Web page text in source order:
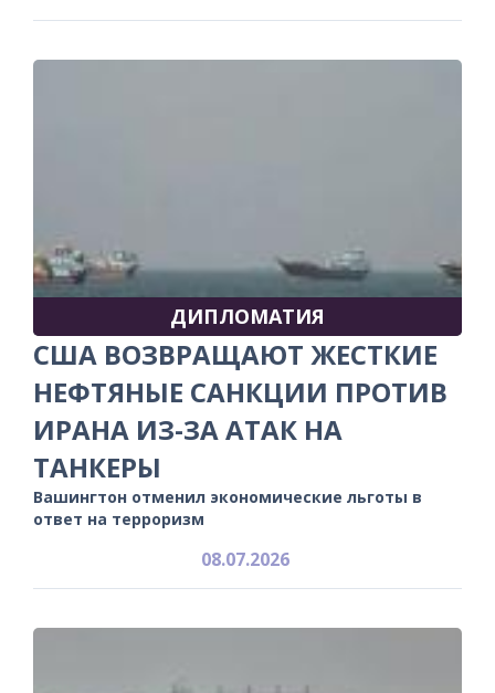
ДИПЛОМАТИЯ
США ВОЗВРАЩАЮТ ЖЕСТКИЕ
НЕФТЯНЫЕ САНКЦИИ ПРОТИВ
ИРАНА ИЗ-ЗА АТАК НА
ТАНКЕРЫ
Вашингтон отменил экономические льготы в
ответ на терроризм
08.07.2026